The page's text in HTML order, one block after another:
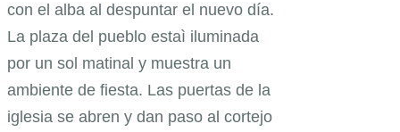
con el alba al despuntar el nuevo día.
La plaza del pueblo estaì iluminada
por un sol matinal y muestra un
ambiente de fiesta. Las puertas de la
iglesia se abren y dan paso al cortejo